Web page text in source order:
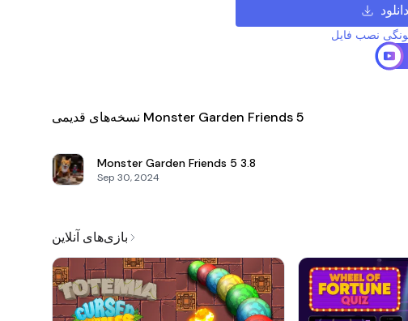
نسخه‌های قدیمی Monster Garden Friends 5
Monster Garden Friends 5 3.8
Sep 30, 2024
بازی‌های آنلاین